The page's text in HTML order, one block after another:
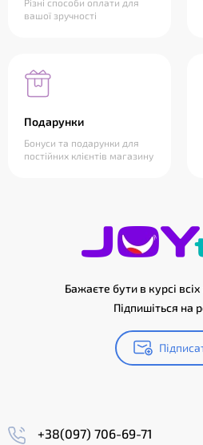
Різні способи оплати для
вашої зручності
Подарунки
Бонуси та подарунки для
постійних клієнтів магазину
Бажаєте бути в курсі
Підпишіться на
+38(097) 706-69-71